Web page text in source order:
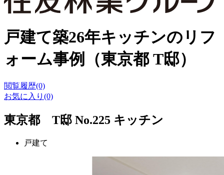
戸建て築26年キッチンのリフ
ォーム事例（東京都 T邸）
閲覧履歴(0)
お気に入り(0)
東京都 T邸 No.225 キッチン
戸建て